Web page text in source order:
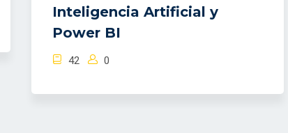
Inteligencia Artificial y
Power BI
42 0